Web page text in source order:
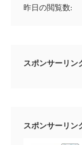
昨日の閲覧数:
スポンサーリン
スポンサーリン